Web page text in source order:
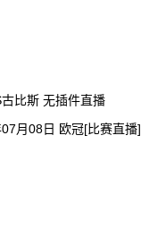
比斯 无插件直播
月08日 欧冠[比赛直播]